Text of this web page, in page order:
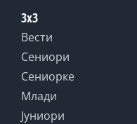
3x3
Вести
Сениори
Сениорке
Млади
Јуниори